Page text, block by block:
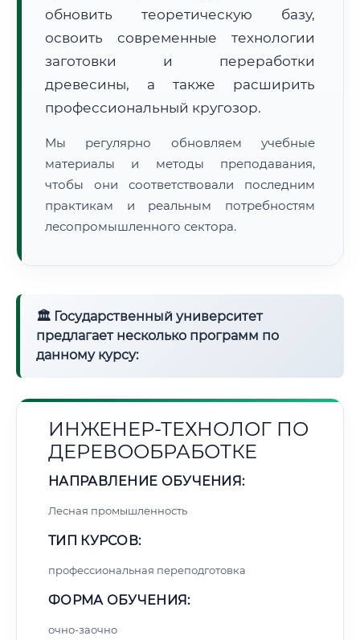
Расчет логистики оригиналов:
• Маршрут транзита:
~3 350 км
• Экспресс-доставка СДЭК / Почтой: 5–7 рабочих дней
🔍 Нажмите на документ для увеличения и просмотра
обновить теоретическую базу,
освоить современные технологии
заготовки и переработки
древесины, а также расширить
профессиональный кругозор.
Мы регулярно обновляем учебные
материалы и методы преподавания,
чтобы они соответствовали последним
практикам и реальным потребностям
лесопромышленного сектора.
🏛 Государственный университет
предлагает несколько программ по
данному курсу:
ИНЖЕНЕР-ТЕХНОЛОГ ПО
ДЕРЕВООБРАБОТКЕ
НАПРАВЛЕНИЕ ОБУЧЕНИЯ:
Лесная промышленность
ТИП КУРСОВ:
профессиональная переподготовка
ФОРМА ОБУЧЕНИЯ:
очно-заочно